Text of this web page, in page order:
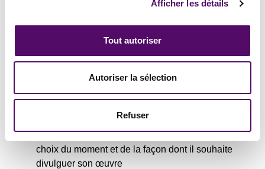
Afficher les détails
Tout autoriser
Autoriser la sélection
Refuser
moyennant rémunération,son droit d’exploitation, qui
patrimonial.
Petit rappel : le droit d’auteur se compose de droits
patrimoniaux et de droits extra-patrimoniaux, aussi
appelés droits moraux. Il y aquatre droits morauxqui
ledroit de divulgation, qui laisse à l’auteur le libre
choix du moment et de la façon dont il souhaite
divulguer son œuvre